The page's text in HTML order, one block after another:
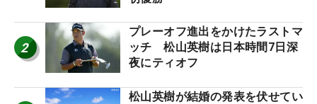
2
プレーオフ進出をかけたラストマ
ッチ 松山英樹は日本時間7日深
夜にティオフ
松山英樹が結婚の発表を伏せてい